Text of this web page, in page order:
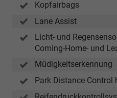
Kopfairbags
Lane Assist
Licht- und
Coming-Home- und
Müdigkeitserkennung
Park Distance Control